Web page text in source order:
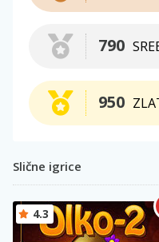
790
950
Slične igrice
4.3